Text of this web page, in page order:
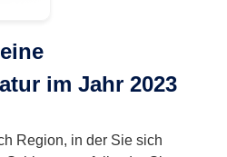
im Jahr 2023
Region, in der Sie sich